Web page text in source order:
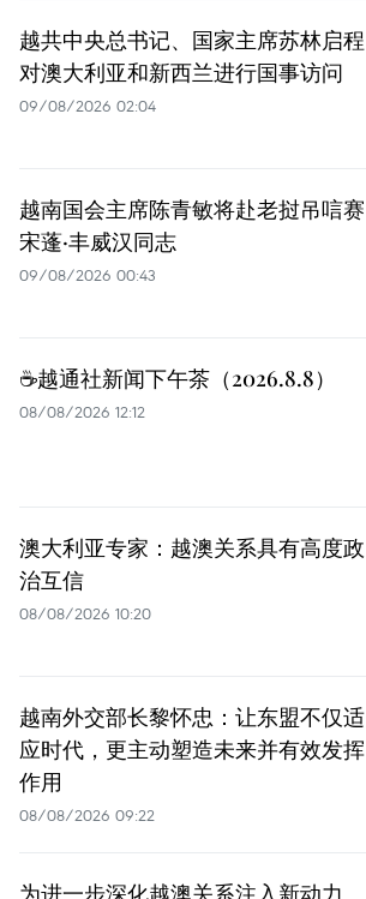
越共中央总书记、国家主席苏林启程
对澳大利亚和新西兰进行国事访问
09/08/2026 02:04
越南国会主席陈青敏将赴老挝吊唁赛
宋蓬·丰威汉同志
09/08/2026 00:43
☕️越通社新闻下午茶（2026.8.8）
08/08/2026 12:12
澳大利亚专家：越澳关系具有高度政
治互信
08/08/2026 10:20
越南外交部长黎怀忠：让东盟不仅适
应时代，更主动塑造未来并有效发挥
作用
08/08/2026 09:22